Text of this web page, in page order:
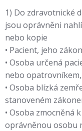
1) Do zdravotnické
jsou oprávněni
nebo kopie
• Pacient, jeho
• Osoba určená
nebo
• Osoba blízká
stanoveném
• Osoba zmocněná
oprávněnou osobu